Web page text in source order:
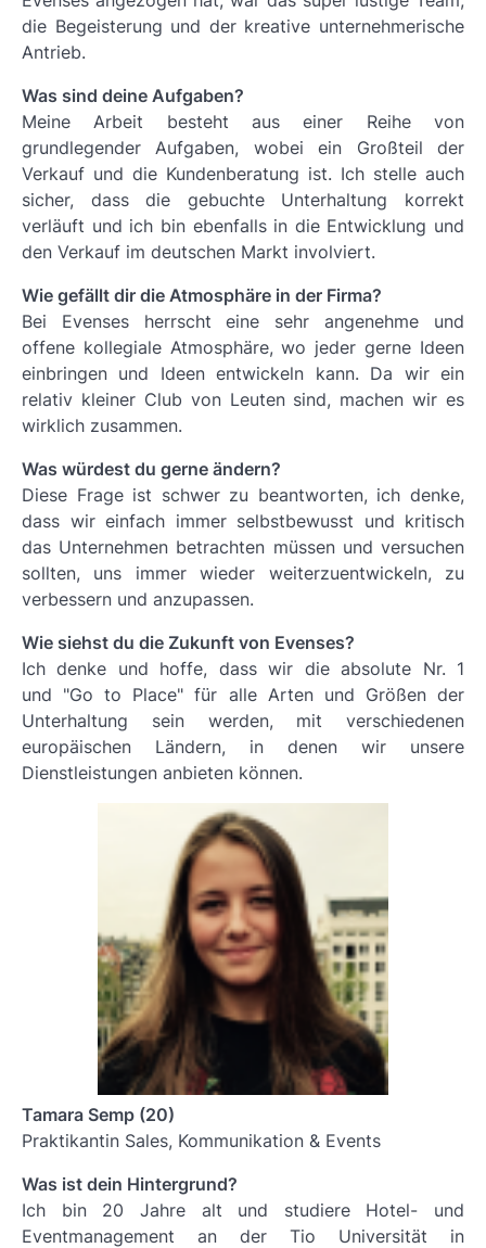
die Begeisterung und der kreative unternehmerische
Antrieb.
Was sind deine Aufgaben?
Meine Arbeit besteht aus einer Reihe von
grundlegender Aufgaben, wobei ein Großteil der
Verkauf und die Kundenberatung ist. Ich stelle auch
sicher, dass die gebuchte Unterhaltung korrekt
verläuft und ich bin ebenfalls in die Entwicklung und
den Verkauf im deutschen Markt involviert.
Wie gefällt dir die Atmosphäre in der Firma?
Bei Evenses herrscht eine sehr angenehme und
offene kollegiale Atmosphäre, wo jeder gerne Ideen
einbringen und Ideen entwickeln kann. Da wir ein
relativ kleiner Club von Leuten sind, machen wir es
wirklich zusammen.
Was würdest du gerne ändern?
Diese Frage ist schwer zu beantworten, ich denke,
dass wir einfach immer selbstbewusst und kritisch
das Unternehmen betrachten müssen und versuchen
sollten, uns immer wieder weiterzuentwickeln, zu
verbessern und anzupassen.
Wie siehst du die Zukunft von Evenses?
Ich denke und hoffe, dass wir die absolute Nr. 1
und "Go to Place" für alle Arten und Größen der
Unterhaltung sein werden, mit verschiedenen
europäischen Ländern, in denen wir unsere
Dienstleistungen anbieten können.
Tamara Semp (20)
Praktikantin Sales, Kommunikation & Events
Was ist dein Hintergrund?
Ich bin 20 Jahre alt und studiere Hotel- und
Eventmanagement an der Tio Universität in